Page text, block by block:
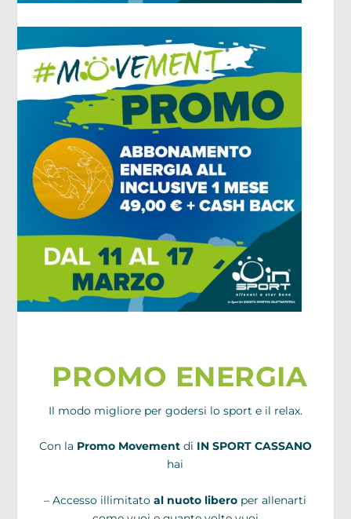
PROMO ENERGIA
Il modo migliore per godersi lo sport e il relax.
Con la Promo Movement di IN SPORT CASSANO
hai
– Accesso illimitatoal nuoto libero per allenarti